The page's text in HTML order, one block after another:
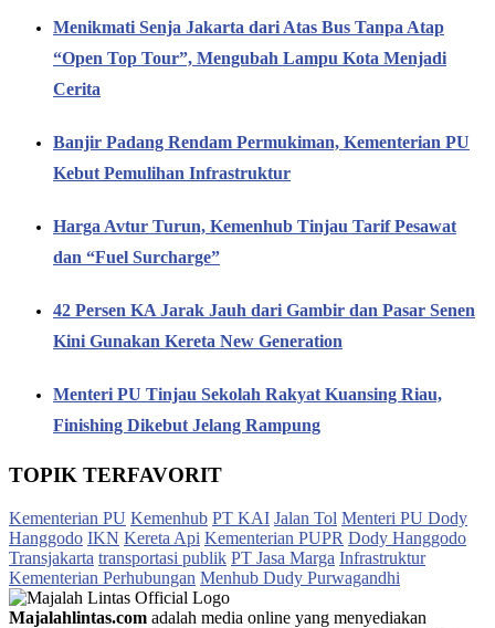
Menikmati Senja Jakarta dari Atas Bus Tanpa Atap
“Open Top Tour”, Mengubah Lampu Kota Menjadi
Cerita
Banjir Padang Rendam Permukiman, Kementerian PU
Kebut Pemulihan Infrastruktur
Harga Avtur Turun, Kemenhub Tinjau Tarif Pesawat
dan “Fuel Surcharge”
42 Persen KA Jarak Jauh dari Gambir dan Pasar Senen
Kini Gunakan Kereta New Generation
Menteri PU Tinjau Sekolah Rakyat Kuansing Riau,
Finishing Dikebut Jelang Rampung
TOPIK TERFAVORIT
Kementerian PU Kemenhub PT KAI Jalan Tol Menteri PU Dody
Hanggodo IKN Kereta Api Kementerian PUPR Dody Hanggodo
Transjakarta transportasi publik PT Jasa Marga Infrastruktur
Kementerian Perhubungan Menhub Dudy Purwagandhi
Majalahlintas.com adalah media online yang menyediakan